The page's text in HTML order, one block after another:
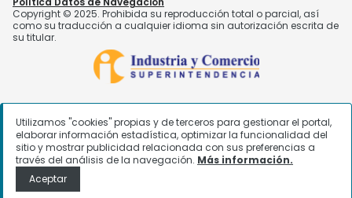
Utilizamos "cookies" propias y de terceros para gestionar el portal,
elaborar información estadística, optimizar la funcionalidad del
sitio y mostrar publicidad relacionada con sus preferencias a
través del análisis de la navegación. Más información.
Aceptar